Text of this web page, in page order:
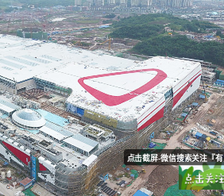
点击截屏-微信搜索关注『